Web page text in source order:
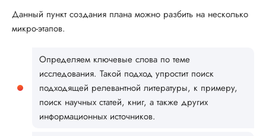
Данный пункт создания плана можно разбить на несколько
микро-этапов.
Определяем ключевые слова по теме
исследования. Такой подход упростит поиск
подходящей релевантной литературы, к примеру,
поиск научных статей, книг, а также других
информационных источников.